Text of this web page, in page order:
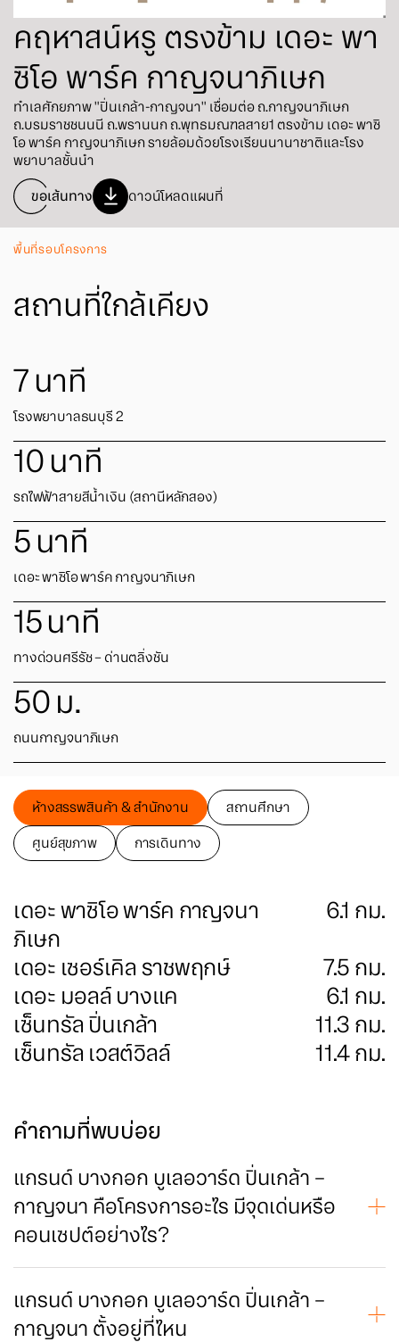
คฤหาสน์หรู ตรงข้าม เดอะ พา
ซิโอ พาร์ค กาญจนาภิเษก
ทำเลศักยภาพ "ปิ่นเกล้า-กาญจนา" เชื่อมต่อ ถ.กาญจนาภิเษก
ถ.บรมราชชนนนี ถ.พรานนก ถ.พุทธมณฑลสาย1 ตรงข้าม เดอะ พาซิ
โอ พาร์ค กาญจนาภิเษก รายล้อมด้วยโรงเรียนนานาชาติและโรง
พยาบาลชั้นนำ
ขอเส้นทาง
ดาวน์โหลดแผนที่
พื้นที่รอบโครงการ
สถานที่ใกล้เคียง
50 ม.
ถนนกาญจนาภิเษก
15นาที
ทางด่วนศรีรัช – ด่านตลิ่งชัน
5 นาที
เดอะ พาซิโอ พาร์ค กาญจนาภิเษก
10 นาที
รถไฟฟ้าสายสีน้ำเงิน (สถานีหลักสอง)
7 นาที
โรงพยาบาลธนบุรี 2
ห้างสรรพสินค้า & สำนักงาน
สถานศึกษา
ศูนย์สุขภาพ
การเดินทาง
เดอะ พาซิโอ พาร์ค กาญจนา
ภิเษก
6.1 กม.
เดอะ เซอร์เคิล ราชพฤกษ์
7.5 กม.
เดอะ มอลล์ บางแค
6.1 กม.
เซ็นทรัล ปิ่นเกล้า
11.3 กม.
เซ็นทรัล เวสต์วิลล์
11.4กม.
คำถามที่พบบ่อย
แกรนด์ บางกอก บูเลอวาร์ด ปิ่นเกล้า –
กาญจนา คือโครงการอะไร มีจุดเด่นหรือ
คอนเซปต์อย่างไร?
ออสเตรีย ดูหรูหราในสไตล์ Classic Luxury ทั้งโครงการมีเพียง 52
ยูนิตเท่านั้น เป็นส่วนตัวสุด ๆ
แกรนด์ บางกอก บูเลอวาร์ด ปิ่นเกล้า –
กาญจนา ตั้งอยู่ที่ไหน